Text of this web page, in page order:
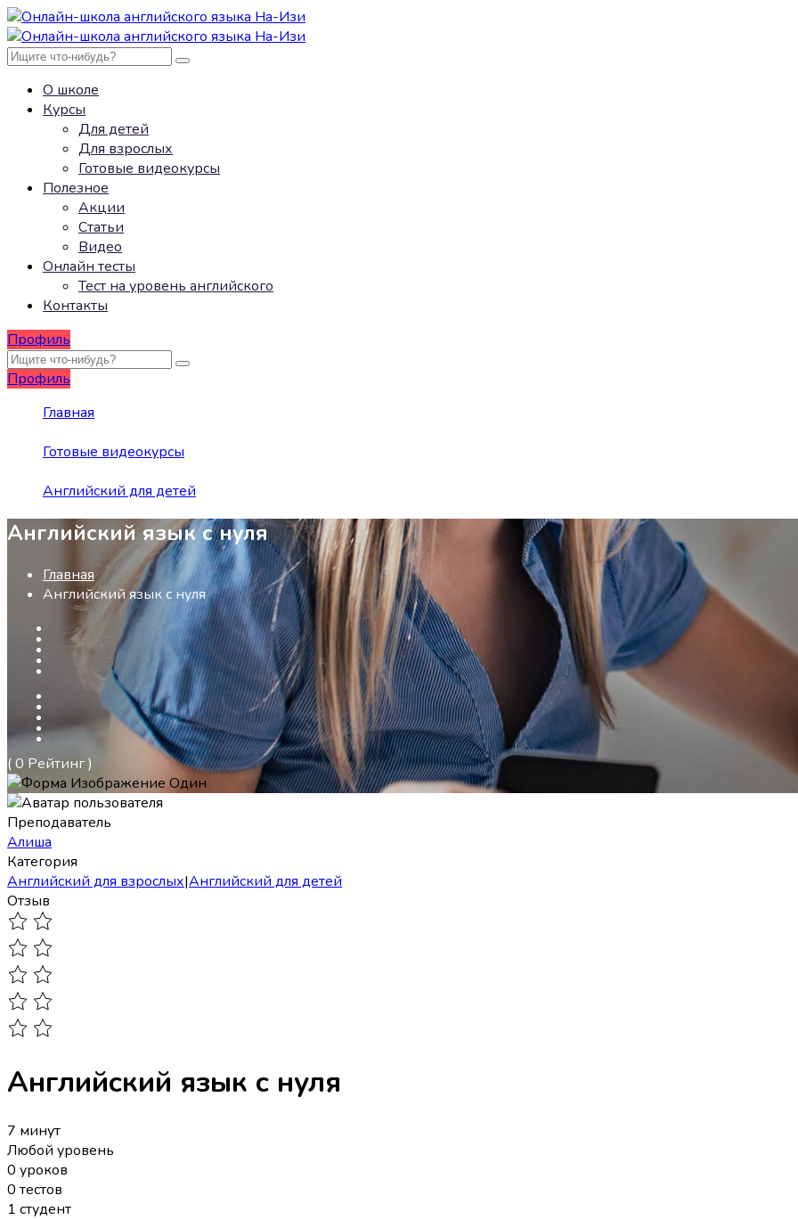
О школе
Курсы
Для детей
Для взрослых
Готовые видеокурсы
Полезное
Акции
Статьи
Видео
Онлайн тесты
Тест на уровень английского
Контакты
Профиль
Профиль
Главная
Готовые видеокурсы
Английский для детей
Английский язык с нуля
Главная
Английский язык с нуля
( 0 Рейтинг )
Преподаватель
Алиша
Категория
Английский для взрослых|Английский для детей
Отзыв
Английский язык с нуля
7 минут
Любой уровень
0 уроков
0 тестов
1 студент